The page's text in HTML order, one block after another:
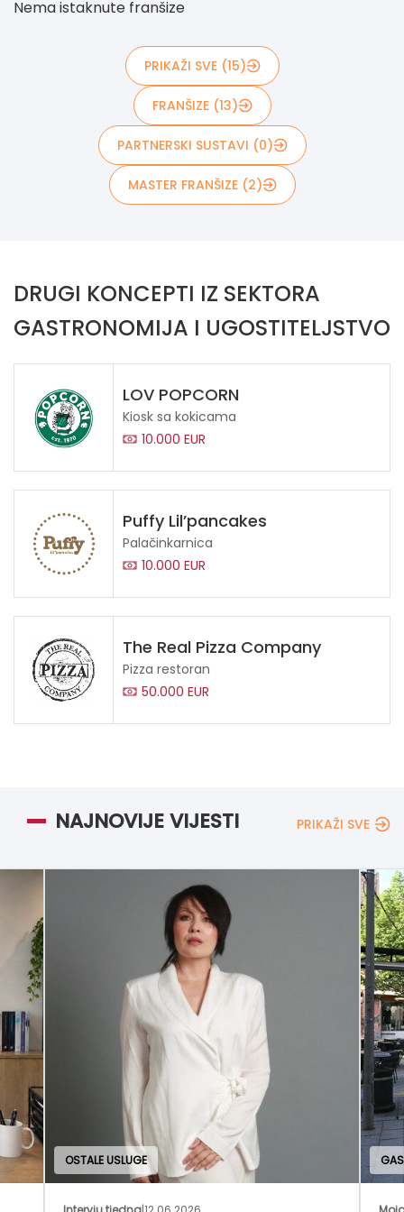
Nema istaknute franšize
PRIKAŽI SVE (15)
FRANŠIZE (13)
PARTNERSKI SUSTAVI (0)
MASTER FRANŠIZE (2)
DRUGI KONCEPTI IZ SEKTORA
GASTRONOMIJA I UGOSTITELJSTVO
LOV POPCORN
Kiosk sa kokicama
10.000 EUR
Puffy Lil’pancakes
Palačinkarnica
10.000 EUR
The Real Pizza Company
Pizza restoran
50.000 EUR
NAJNOVIJE VIJESTI PRIKAŽI SVE
GASTRONOMIJA I UGOSTITELJSTVO